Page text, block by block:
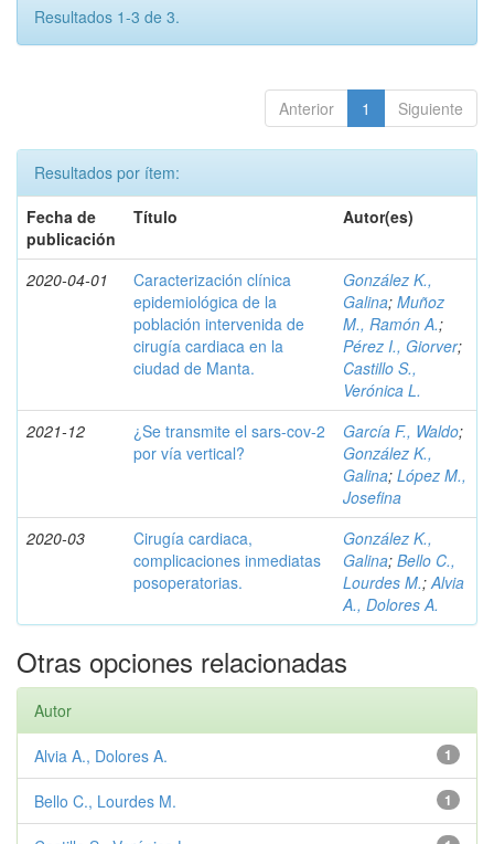
Resultados 1-3 de 3.
Anterior 1 Siguiente
Resultados por ítem:
Fecha de
publicación
Título Autor(es)
2020-04-01
Caracterización clínica
epidemiológica de la
población intervenida de
cirugía cardiaca en la
ciudad de Manta.
González K.,
Galina; Muñoz
M., Ramón A.;
Pérez I., Giorver;
Castillo S.,
Verónica L.
2021-12
¿Se transmite el sars-cov-2
por vía vertical?
García F., Waldo;
González K.,
Galina; López M.,
Josefina
2020-03
Cirugía cardiaca,
complicaciones inmediatas
posoperatorias.
González K.,
Galina; Bello C.,
Lourdes M.; Alvia
A., Dolores A.
Otras opciones relacionadas
Autor
1
Alvia A., Dolores A.
1
Bello C., Lourdes M.